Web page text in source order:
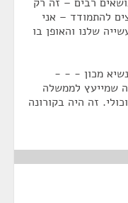
להתמודד – אני
שלנו והאופן בו
נשיא מכון - - -
שמייעץ לממשלה
זה היה בקורונה